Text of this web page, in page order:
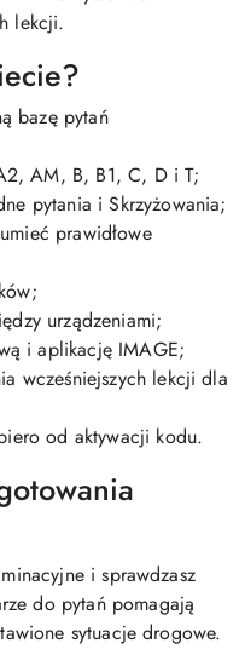
lekcji.
bazę pytań
AM, B, B1, C, D i T;
pytania i Skrzyżowania;
prawidłowe
urządzeniami;
i aplikację IMAGE;
wcześniejszych lekcji dla
od aktywacji kodu.
i sprawdzasz
do pytań pomagają
sytuacje drogowe.